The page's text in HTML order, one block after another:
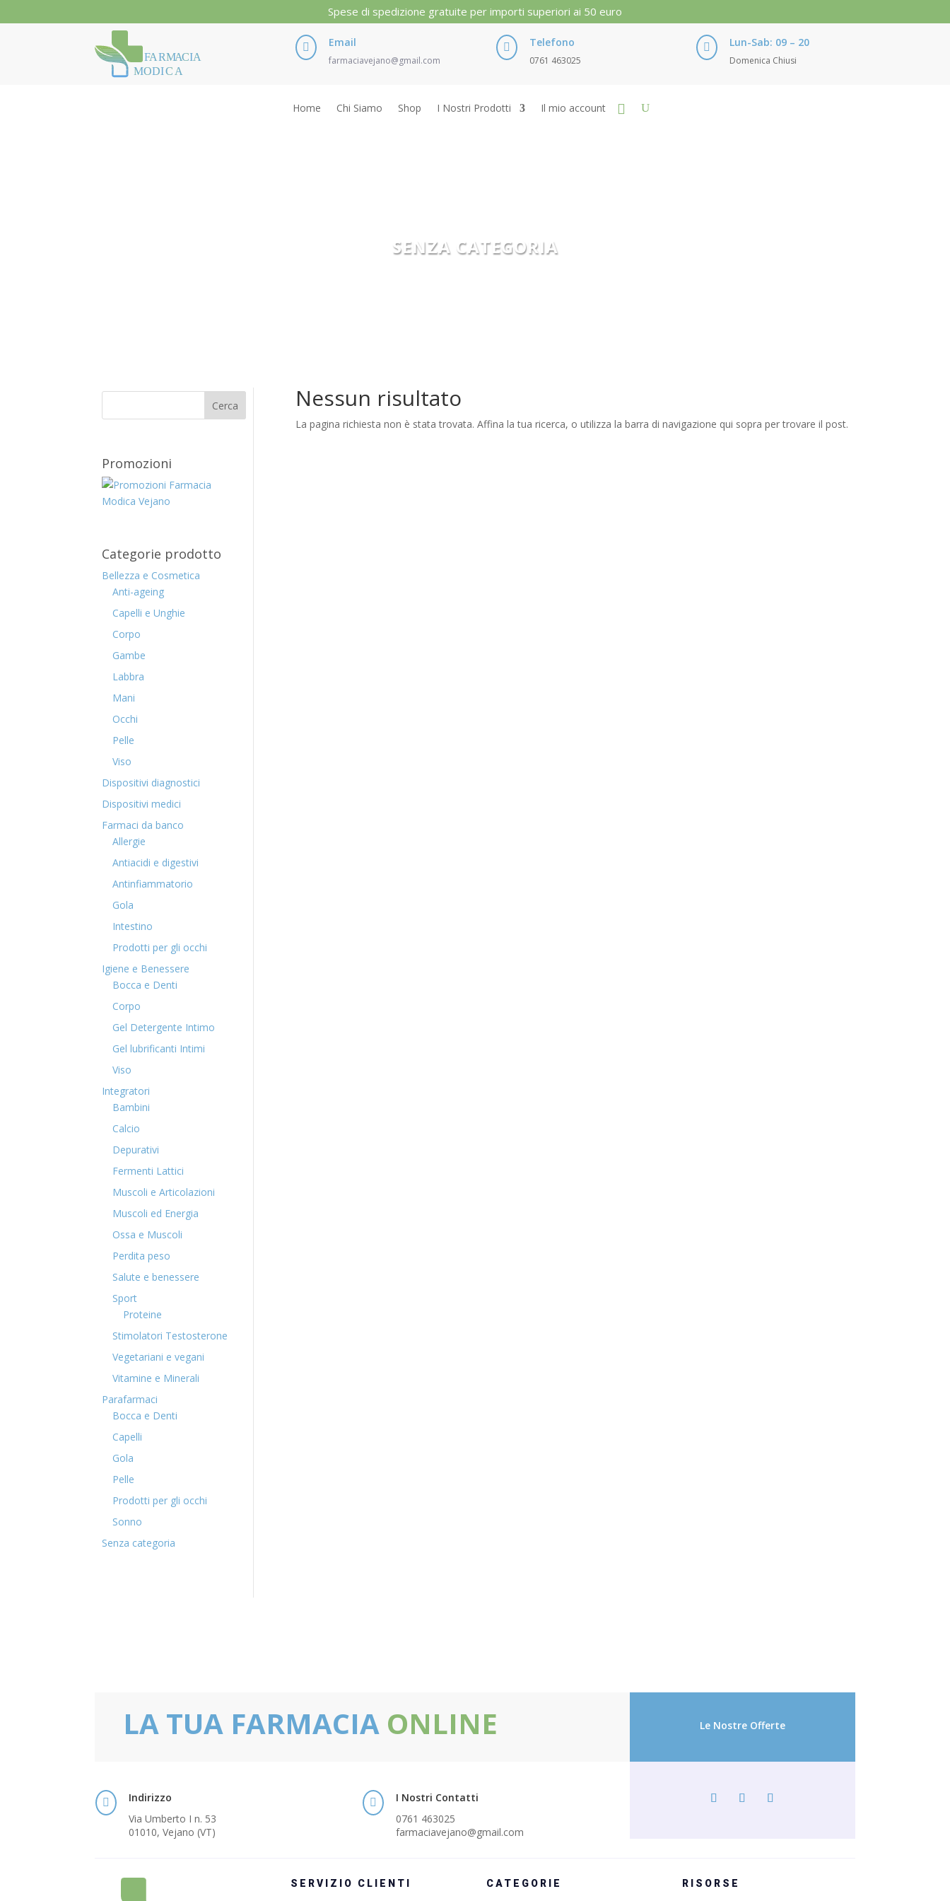
Spese di spedizione gratuite per importi superiori ai 50 euro
FARMACIA
MODICA
 Email
farmaciavejano@gmail.com
 Telefono
0761 463025
 Lun-Sab: 09 – 20
Domenica Chiusi
Home Chi Siamo Shop I Nostri Prodotti Il mio account
SENZA CATEGORIA
Promozioni
Categorie prodotto
Bellezza e Cosmetica
Anti-ageing
Capelli e Unghie
Corpo
Gambe
Labbra
Mani
Occhi
Pelle
Viso
Dispositivi diagnostici
Dispositivi medici
Farmaci da banco
Allergie
Antiacidi e digestivi
Antinfiammatorio
Gola
Intestino
Prodotti per gli occhi
Igiene e Benessere
Bocca e Denti
Corpo
Gel Detergente Intimo
Gel lubrificanti Intimi
Viso
Integratori
Bambini
Calcio
Depurativi
Fermenti Lattici
Muscoli e Articolazioni
Muscoli ed Energia
Ossa e Muscoli
Perdita peso
Salute e benessere
Sport
Proteine
Stimolatori Testosterone
Vegetariani e vegani
Vitamine e Minerali
Parafarmaci
Bocca e Denti
Capelli
Gola
Pelle
Prodotti per gli occhi
Sonno
Senza categoria
Nessun risultato
La pagina richiesta non è stata trovata. Affina la tua ricerca, o utilizza la barra di navigazione qui sopra per trovare il post.
LA TUA FARMACIA ONLINE Le Nostre Offerte

Indirizzo
Via Umberto I n. 53
01010, Vejano (VT)

I Nostri Contatti
0761 463025
farmaciavejano@gmail.com
SERVIZIO CLIENTI CATEGORIE RISORSE